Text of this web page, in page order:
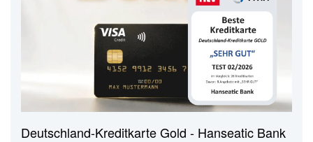
Deutschland-Kreditkarte Gold - Hanseatic Bank